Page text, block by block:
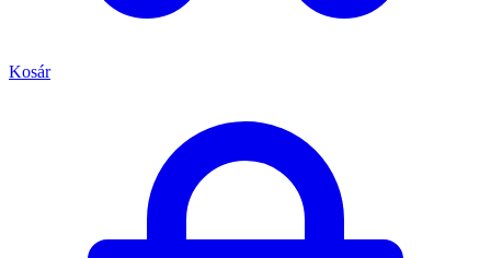
Kosár